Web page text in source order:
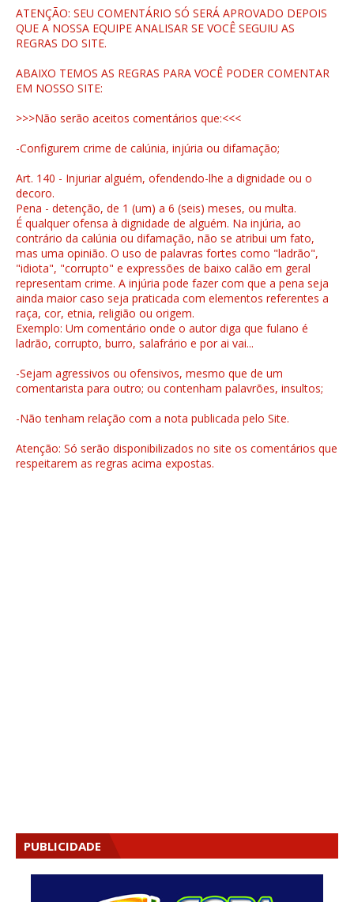
ATENÇÃO: SEU COMENTÁRIO SÓ SERÁ APROVADO DEPOIS
QUE A NOSSA EQUIPE ANALISAR SE VOCÊ SEGUIU AS
REGRAS DO SITE.
ABAIXO TEMOS AS REGRAS PARA VOCÊ PODER COMENTAR
EM NOSSO SITE:
>>>Não serão aceitos comentários que:<<<
-Configurem crime de calúnia, injúria ou difamação;
Art. 140 - Injuriar alguém, ofendendo-lhe a dignidade ou o
decoro.
Pena - detenção, de 1 (um) a 6 (seis) meses, ou multa.
É qualquer ofensa à dignidade de alguém. Na injúria, ao
contrário da calúnia ou difamação, não se atribui um fato,
mas uma opinião. O uso de palavras fortes como "ladrão",
"idiota", "corrupto" e expressões de baixo calão em geral
representam crime. A injúria pode fazer com que a pena seja
ainda maior caso seja praticada com elementos referentes a
raça, cor, etnia, religião ou origem.
Exemplo: Um comentário onde o autor diga que fulano é
ladrão, corrupto, burro, salafrário e por ai vai...
-Sejam agressivos ou ofensivos, mesmo que de um
comentarista para outro; ou contenham palavrões, insultos;
-Não tenham relação com a nota publicada pelo Site.
Atenção: Só serão disponibilizados no site os comentários que
respeitarem as regras acima expostas.
PUBLICIDADE